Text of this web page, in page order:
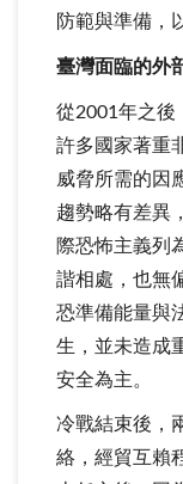
防範與準備，
臺灣面臨的外
從2001年之後
許多國家著重
威脅所需的因
趨勢略有差異
際恐怖主義列
諧相處，也無
恐準備能量與
生，並未造成
安全為主。
冷戰結束後，
絡，經貿互賴